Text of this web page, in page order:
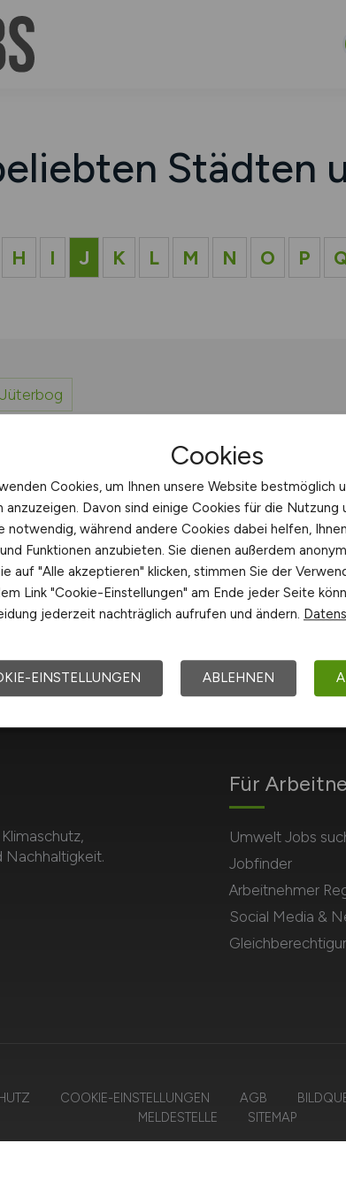
Städten
H I J K L M N O P
Jüterbog
Arbeitsorte mit J
Für
Umwelt Jobs
Jobfinder
Arbeitnehmer
Social Media &
COOKIE-EINSTELLUNGEN AGB
MELDESTELLE
SITEMAP
Cookies
Cookies, um Ihnen unsere Website bestmöglich
anzuzeigen. Davon sind einige Cookies für die Nutzung
notwendig, während andere Cookies dabei helfen,
Funktionen anzubieten. Sie dienen außerdem
auf "Alle akzeptieren" klicken, stimmen Sie der
Link "Cookie-Einstellungen" am Ende jeder Seite
jederzeit nachträglich aufrufen und ändern.
EINSTELLUNGEN ABLEHNEN